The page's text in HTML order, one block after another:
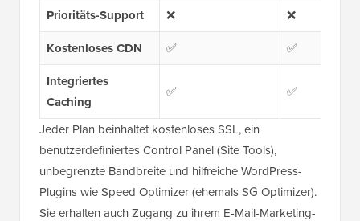
Prioritäts-Support
❌
❌
Kostenloses CDN
✅
✅
Integriertes
Caching
✅ ✅
Jeder Plan beinhaltet kostenloses SSL, ein
benutzerdefiniertes Control Panel (Site Tools),
unbegrenzte Bandbreite und hilfreiche WordPress-
Plugins wie Speed Optimizer (ehemals SG Optimizer).
Sie erhalten auch Zugang zu ihrem E-Mail-Marketing-